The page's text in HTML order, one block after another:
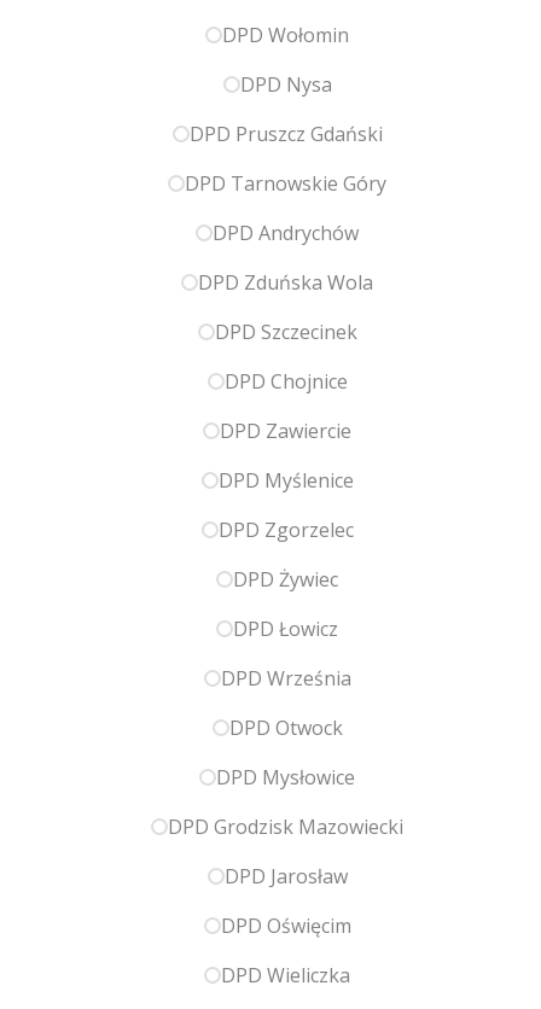
DPD Wołomin
DPD Nysa
DPD Pruszcz Gdański
DPD Tarnowskie Góry
DPD Andrychów
DPD Zduńska Wola
DPD Szczecinek
DPD Chojnice
DPD Zawiercie
DPD Myślenice
DPD Zgorzelec
DPD Żywiec
DPD Łowicz
DPD Września
DPD Otwock
DPD Mysłowice
DPD Grodzisk Mazowiecki
DPD Jarosław
DPD Oświęcim
DPD Wieliczka